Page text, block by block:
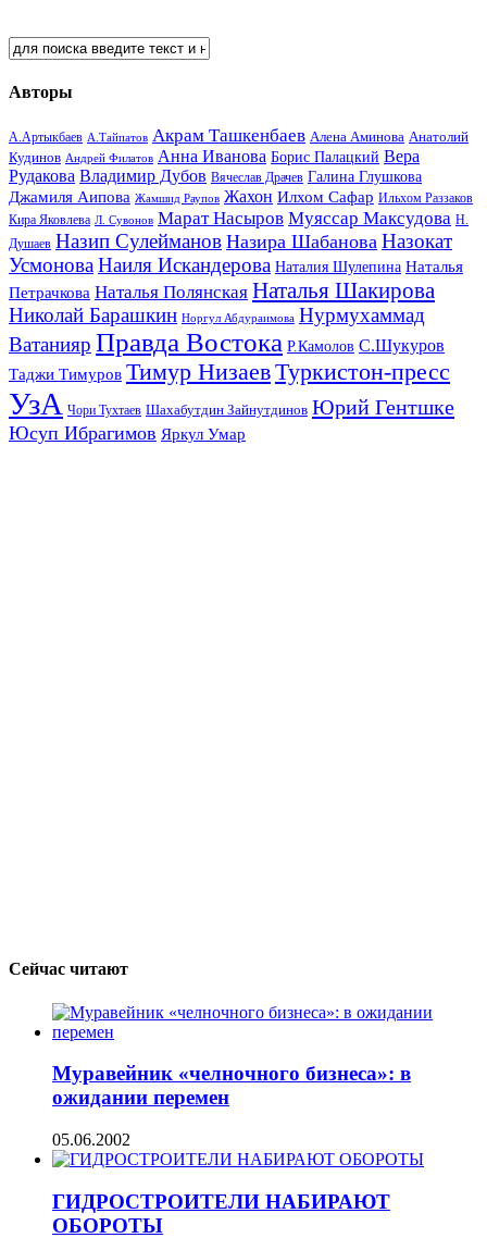
Авторы
А.Артыкбаев А.Тайпатов Акрам Ташкенбаев Алена Аминова Анатолий
Кудинов Андрей Филатов Анна Иванова Борис Палацкий Вера
Рудакова Владимир Дубов Вячеслав Драчев Галина Глушкова
Джамиля Аипова Жамшид Раупов Жахон Илхом Сафар Ильхом Раззаков
Кира Яковлева Л. Сувонов Марат Насыров Муяссар Максудова Н.
Душаев Назип Сулейманов Назира Шабанова Назокат
УсмоноваНаиля Искандерова Наталия Шулепина Наталья
Петрачкова Наталья Полянская Наталья Шакирова
Николай Барашкин Норгул Абдураимова Нурмухаммад
Ватанияр Правда Востока Р.Камолов С.Шукуров
Таджи Тимуров Тимур НизаевТуркистон-пресс
УзА Чори Тухтаев Шахабутдин Зайнутдинов Юрий Гентшке
Юсуп Ибрагимов Яркул Умар
Сейчас читают
Муравейник «челночного бизнеса»: в
ожидании перемен
05.06.2002
ГИДРОСТРОИТЕЛИ НАБИРАЮТ
ОБОРОТЫ